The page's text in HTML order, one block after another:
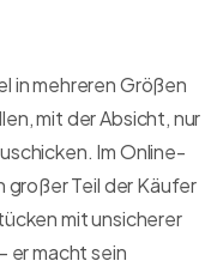
in mehreren Größen
mit der Absicht, nur
Im Online-
Teil der Käufer
mit unsicherer
er macht sein